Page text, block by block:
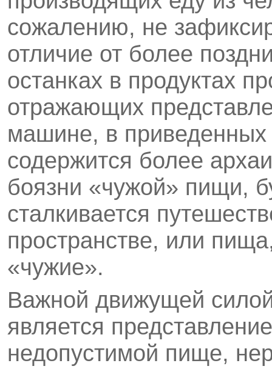
сожалению, не
отличие от более
останках в продуктах
отражающих
машине, в приведенных
содержится более
боязни «чужой» пищи,
сталкивается
пространстве, или
«чужие».
Важной движущей
является
недопустимой пище,